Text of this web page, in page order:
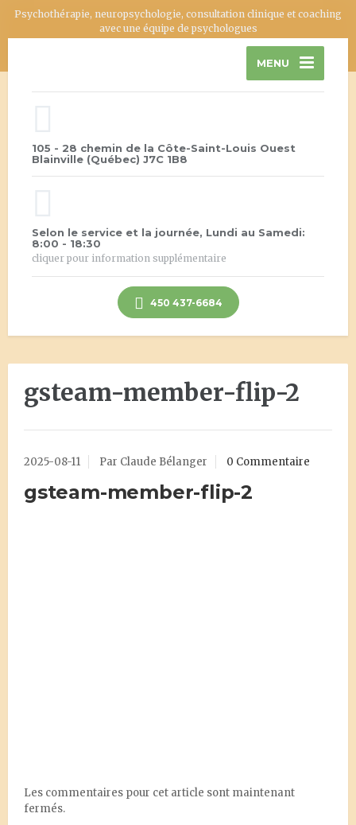
Psychothérapie, neuropsychologie, consultation clinique et coaching
avec une équipe de psychologues
MENU
105 - 28 chemin de la Côte-Saint-Louis Ouest
Blainville (Québec) J7C 1B8
Selon le service et la journée, Lundi au Samedi:
8:00 - 18:30
cliquer pour information supplémentaire
450 437-6684
gsteam-member-flip-2
2025-08-11 Par Claude Bélanger 0 Commentaire
gsteam-member-flip-2
Les commentaires pour cet article sont maintenant
fermés.